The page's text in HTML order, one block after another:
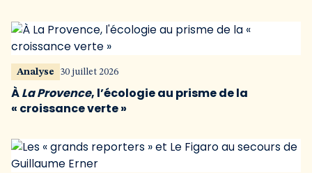
Analyse 30 juillet 2026
ÀLa Provence, l’écologie au prisme de la
« croissance verte »